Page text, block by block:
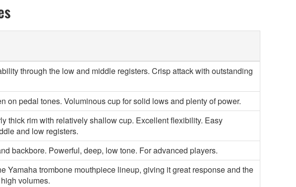
through the low and middle registers. Crisp attack with outstanding
on pedal tones. Voluminous cup for solid lows and plenty of power.
thick rim with relatively shallow cup. Excellent flexibility. Easy
and low registers.
backbore. Powerful, deep, low tone. For advanced players.
Yamaha trombone mouthpiece lineup, giving it great response and the
volumes.